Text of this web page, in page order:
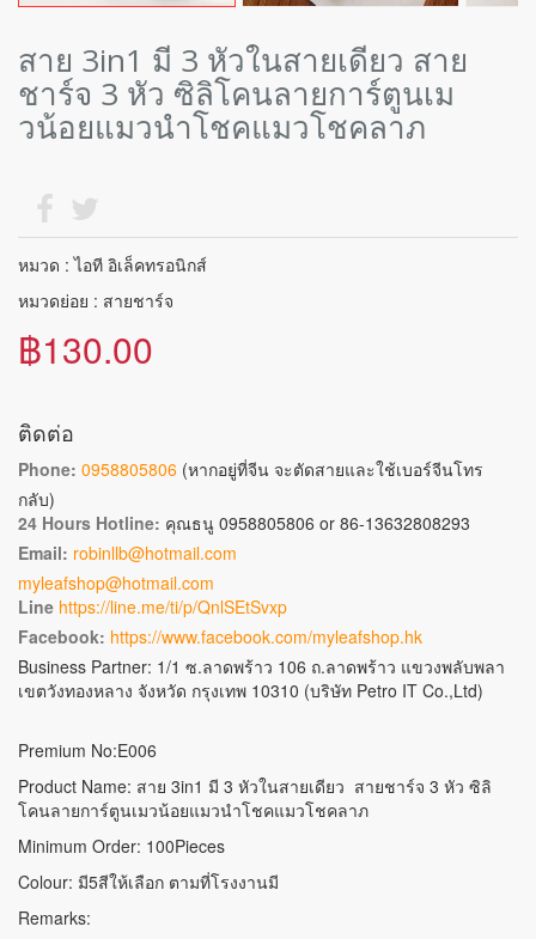
สาย 3in1 มี 3 หัวในสายเดียว สาย
ชาร์จ 3 หัว ซิลิโคนลายการ์ตูนเม
วน้อยแมวนำโชคแมวโชคลาภ
หมวด : ไอที อิเล็คทรอนิกส์
หมวดย่อย : สายชาร์จ
฿130.00
ติดต่อ
Phone: 0958805806 (หากอยู่ที่จีน จะตัดสายและใช้เบอร์จีนโทร
กลับ)
24 Hours Hotline: คุณธนู 0958805806 or 86-13632808293
Email: robinllb@hotmail.com
myleafshop@hotmail.com
Line https://line.me/ti/p/QnlSEtSvxp
Facebook: https://www.facebook.com/myleafshop.hk
Business Partner: 1/1 ซ.ลาดพร้าว 106 ถ.ลาดพร้าว แขวงพลับพลา
เขตวังทองหลาง จังหวัด กรุงเทพ 10310 (บริษัท Petro IT Co.,Ltd)
Premium No:E006
Product Name: สาย 3in1 มี 3 หัวในสายเดียว สายชาร์จ 3 หัว ซิลิ
โคนลายการ์ตูนเมวน้อยแมวนำโชคแมวโชคลาภ
Minimum Order: 100Pieces
Colour: มี5สีให้เลือก ตามที่โรงงานมี
Remarks: